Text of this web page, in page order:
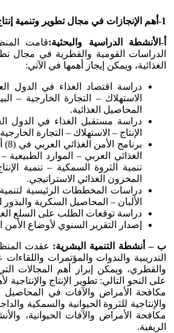
1-أهم الإنجازات في مجال تطوير وتنمية إنتاج سلع الغذاء
أ-الأنشطة الدراسية والبحثية:قامت
الدراسات القومية والقطرية في مجال
الغذائية، ويمكن إيجاز أهمها في الآتي:
الاستهلاك – التجارة الخارجية –
المحاصيل الغذائية.
الإنتاج – الاستهلاك – التجارة
الغذائي العربي – الموارد الطبيعية
تنمية الثروة السمكية – تنمية
المخزون الغذائي الاستراتيجي.
دراسات المخططات الرئيسية
الألبان – المحاصيل السكرية والبذور
دراسة توقعات الطلب على السلع
إصدار التقرير السنوي لأوضاع الأمن
ب – أنشطة التنمية البشرية: عقدت
التدريبية والندوات والمؤتمرات
والقطري، ويمكن إبراز أهم المجالات
على النحو التالي: تطوير الإنتاج والإنتاجية
مكافحة الأمراض والآفات في المحاصيل
والإنتاجية للثروة الحيوانية والسمكية
مكافحة الأمراض والآفات الحيوانية،
الريفية.